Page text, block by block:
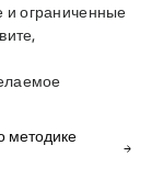
ограниченные
методике